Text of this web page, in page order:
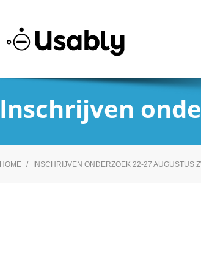
Inschrijven
HOME / INSCHRIJVEN ONDERZOEK 22-27 AUGUSTUS